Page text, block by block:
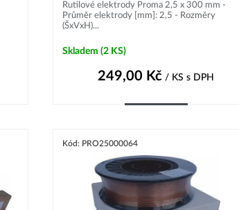
Rutilové elektrody Proma 2,5 x 300 mm -
Průměr elektrody [mm]: 2,5 - Rozměry
(ŠxVxH)...
Skladem (2 KS)
249,00 Kč / KS s DPH
Kód: PRO25000064